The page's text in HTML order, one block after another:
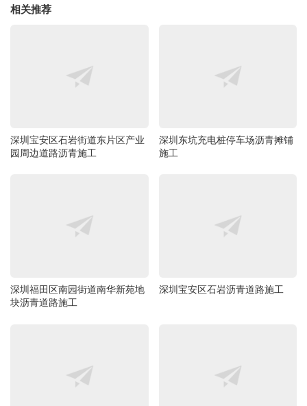
相关推荐
深圳宝安区石岩街道东片区产业
园周边道路沥青施工
深圳东坑充电桩停车场沥青摊铺
施工
深圳福田区南园街道南华新苑地
块沥青道路施工
深圳宝安区石岩沥青道路施工